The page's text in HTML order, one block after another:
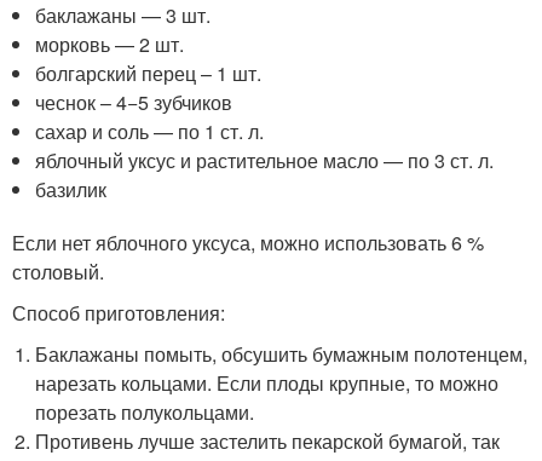
баклажаны — 3 шт.
морковь — 2 шт.
болгарский перец – 1 шт.
чеснок – 4−5 зубчиков
сахар и соль — по 1 ст. л.
яблочный уксус и растительное масло — по 3 ст. л.
базилик
Если нет яблочного уксуса, можно использовать 6 %
столовый.
Способ приготовления:
Баклажаны помыть, обсушить бумажным полотенцем,
нарезать кольцами. Если плоды крупные, то можно
порезать полукольцами.
Противень лучше застелить пекарской бумагой, так